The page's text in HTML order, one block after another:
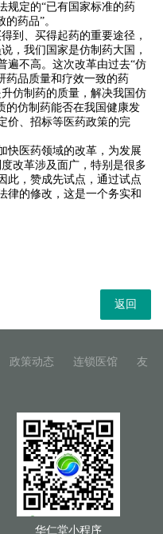
规定的“已有国家标准的药
药品”。
到、买得起药的重要途径，
，我们国家是仿制药大国，
遍不高。这次改革由过去“仿
药品质量和疗效一致的药
仿制药的质量，解决我国仿
的仿制药能否在我国健康发
价、招标等医药政策的完
快医药领域的改革，为发展
改革涉及面广，特别是很多
此，赞成先试点，通过试点
律的修改，这是一个务实和
返回
政策动态 连锁医馆
友
华仁堂小程序